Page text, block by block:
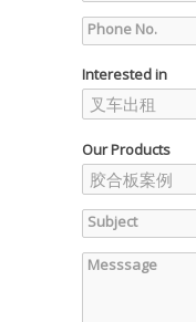
Phone No.
Interested in
Our Products
Subject
Messsage